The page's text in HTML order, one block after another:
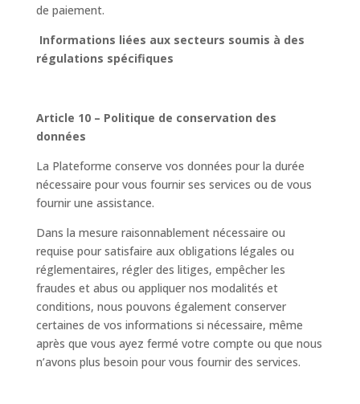
de paiement.
Informations liées aux secteurs soumis à des
régulations spécifiques
Article 10 – Politique de conservation des
données
La Plateforme conserve vos données pour la durée
nécessaire pour vous fournir ses services ou de vous
fournir une assistance.
Dans la mesure raisonnablement nécessaire ou
requise pour satisfaire aux obligations légales ou
réglementaires, régler des litiges, empêcher les
fraudes et abus ou appliquer nos modalités et
conditions, nous pouvons également conserver
certaines de vos informations si nécessaire, même
après que vous ayez fermé votre compte ou que nous
n’avons plus besoin pour vous fournir des services.